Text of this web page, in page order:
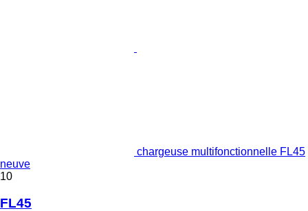
chargeuse multifonctionnelle FL45
neuve
10
FL45